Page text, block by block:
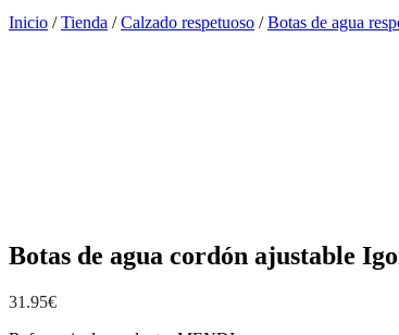
Inicio /Tienda /Calzado respetuoso /Botas de agua
Botas de agua cordón ajustable
31.95€